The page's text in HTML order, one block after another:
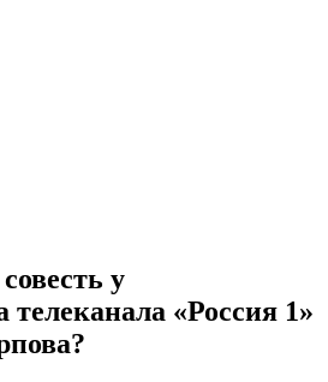
у
телеканала «Россия 1»